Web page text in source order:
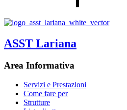
ASST Lariana
Area Informativa
Servizi e Prestazioni
Come fare per
Strutture